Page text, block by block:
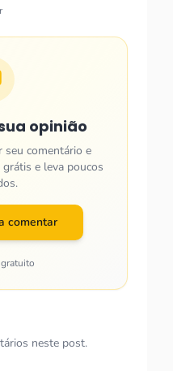
opinião
seu comentário e
e leva poucos
comentar
neste post.